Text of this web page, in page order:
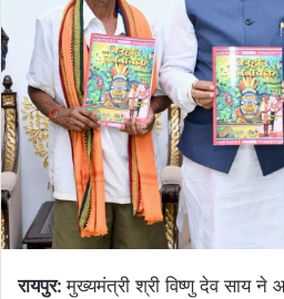
रायपुर:मुख्यमंत्री श्री विष्णु देव साय ने